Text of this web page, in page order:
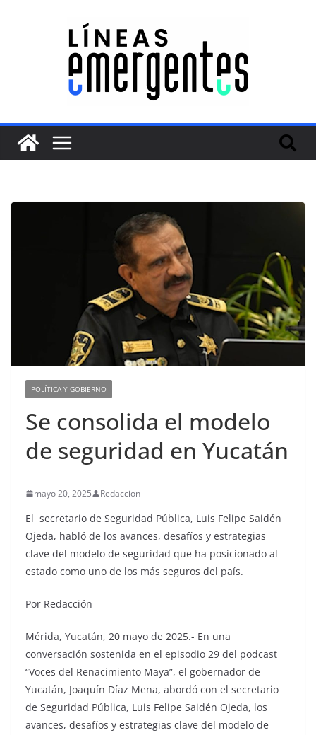
POLÍTICA Y GOBIERNO
Se consolida el modelo
de seguridad en Yucatán
mayo 20, 2025 Redaccion
El secretario de Seguridad Pública, Luis Felipe Saidén
Ojeda, habló de los avances, desafíos y estrategias
clave del modelo de seguridad que ha posicionado al
estado como uno de los más seguros del país.
Por Redacción
Mérida, Yucatán, 20 mayo de 2025.- En una
conversación sostenida en el episodio 29 del podcast
“Voces del Renacimiento Maya”, el gobernador de
Yucatán, Joaquín Díaz Mena, abordó con el secretario
de Seguridad Pública, Luis Felipe Saidén Ojeda, los
avances, desafíos y estrategias clave del modelo de